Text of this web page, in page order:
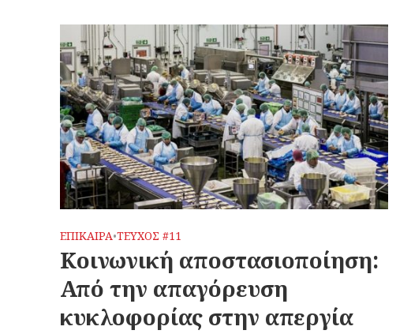
ΕΠΙΚΑΙΡΑ•ΤΕΥΧΟΣ #11
Κοινωνική αποστασιοποίηση:
Από την απαγόρευση
κυκλοφορίας στην απεργία